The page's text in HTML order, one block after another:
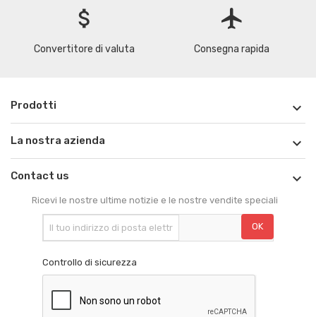
attach_money
Convertitore di valuta
flight
Consegna rapida
Prodotti 
La nostra azienda 
Contact us 
Ricevi le nostre ultime notizie e le nostre vendite speciali
Controllo di sicurezza